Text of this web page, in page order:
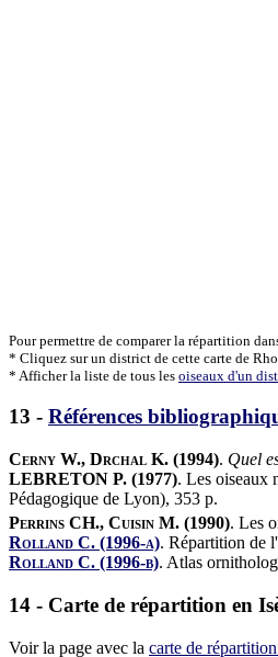
Pour permettre de comparer la répartition
* Cliquez sur un district de cette carte de
* Afficher la liste de tous les oiseaux d'un
13 - Références
Cerny W., Drchal K. (1994). Quel
LEBRETON P. (1977). Les oiseaux
Pédagogique de Lyon), 353 p.
Perrins CH., Cuisin M. (1990). Les
Rolland C. (1996-a). Répartition de
Rolland C. (1996-b). Atlas
14 - Carte de répartition en
Voir la page avec la carte de